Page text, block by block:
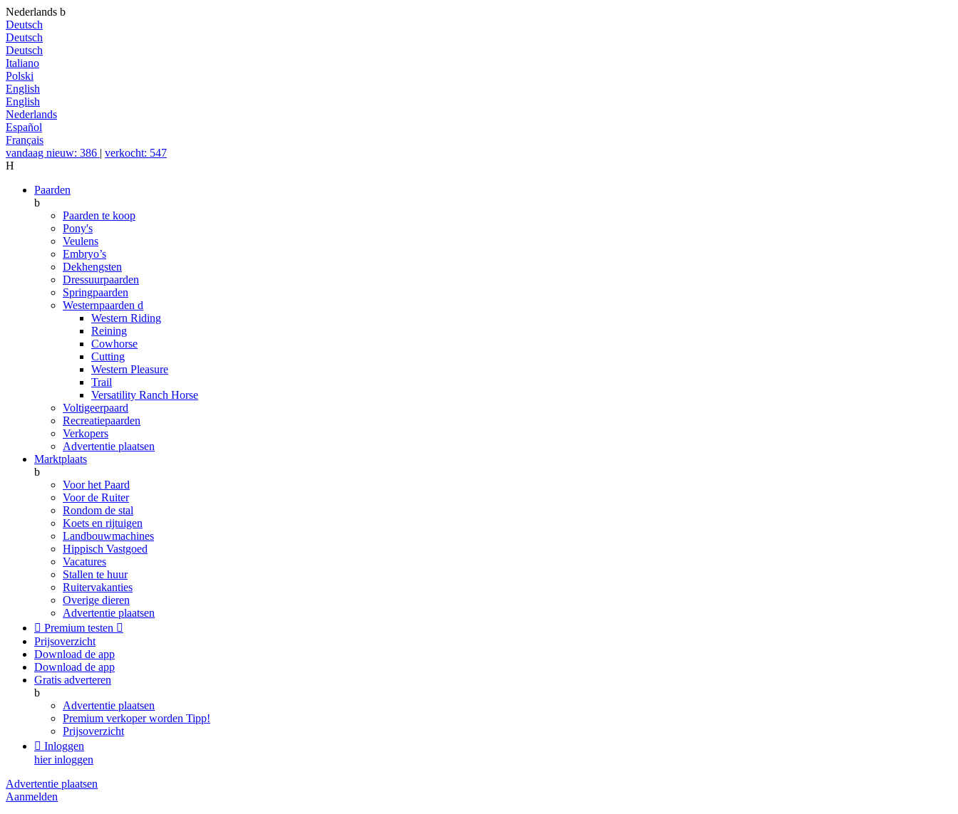
Nederlands b
Deutsch
Deutsch
Deutsch
Italiano
Polski
English
English
Nederlands
Español
Français
vandaag nieuw: 386 | verkocht: 547
H
Paarden
b
Paarden te koop
Pony's
Veulens
Embryo’s
Dekhengsten
Dressuurpaarden
Springpaarden
Westernpaarden d
Western Riding
Reining
Cowhorse
Cutting
Western Pleasure
Trail
Versatility Ranch Horse
Voltigeerpaard
Recreatiepaarden
Verkopers
Advertentie plaatsen
Marktplaats
b
Voor het Paard
Voor de Ruiter
Rondom de stal
Koets en rijtuigen
Landbouwmachines
Hippisch Vastgoed
Vacatures
Stallen te huur
Ruitervakanties
Overige dieren
Advertentie plaatsen
 Premium testen 
Prijsoverzicht
Download de app
Download de app
Gratis adverteren
b
Advertentie plaatsen
Premium verkoper worden Tipp!
Prijsoverzicht
 Inloggen
hier inloggen
Advertentie plaatsen
Aanmelden